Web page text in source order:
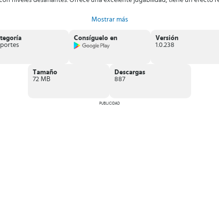
Mostrar más
Consíguelo en
Versión
1.0.238
Tamaño
72 MB
Descargas
887
PUBLICIDAD